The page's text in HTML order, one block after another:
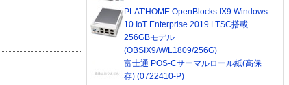
PLAT'HOME OpenBlocks IX9 Windows
10 IoT Enterprise 2019 LTSC搭載
256GBモデル
(OBSIX9/W/L1809/256G)
富士通 POS-Cサーマルロール紙(高保
存) (0722410-P)